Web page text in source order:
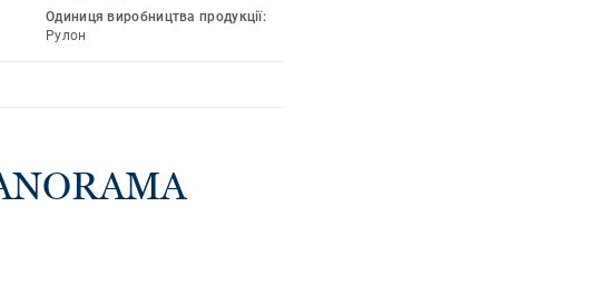
Одиниця виробництва продукції:
Рулон